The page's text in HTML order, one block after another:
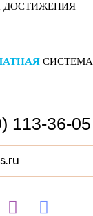
ДОСТИЖЕНИЯ
СИСТЕМА
113-36-05